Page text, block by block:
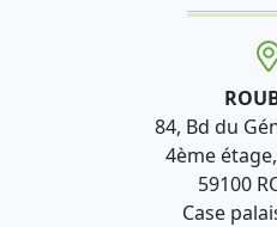
84, Bd du
4ème
59100
Case